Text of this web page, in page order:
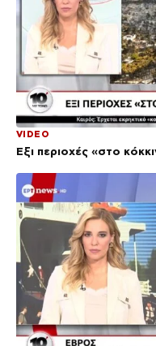
VIDEO
Έξι περιοχές «στο